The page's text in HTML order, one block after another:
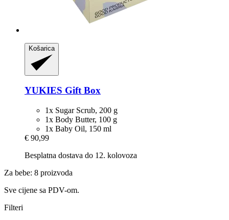
Košarica
YUKIES Gift Box
1x Sugar Scrub, 200 g
1x Body Butter, 100 g
1x Baby Oil, 150 ml
€ 90,99
Besplatna dostava do 12. kolovoza
Za bebe: 8 proizvoda
Sve cijene sa PDV-om.
Filteri